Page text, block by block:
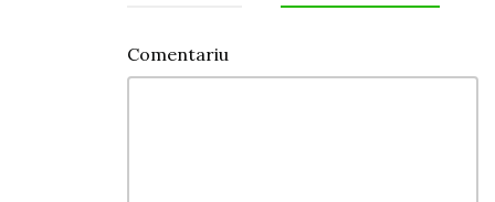
Comentariu